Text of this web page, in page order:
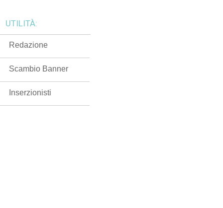
UTILITÀ:
Redazione
Scambio Banner
Inserzionisti